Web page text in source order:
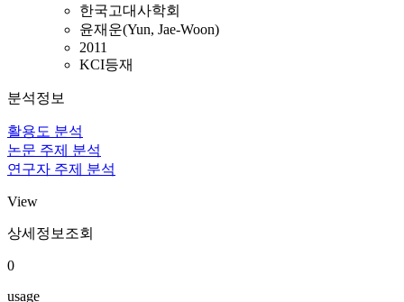
한국고대사학회
윤재운(Yun, Jae-Woon)
2011
KCI등재
분석정보
활용도 분석
논문 주제 분석
연구자 주제 분석
View
상세정보조회
0
usage